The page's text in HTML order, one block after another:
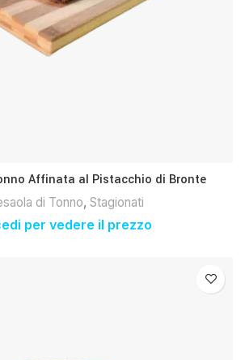
Affinata al Pistacchio di Bronte
di Tonno, Stagionati
per vedere il prezzo